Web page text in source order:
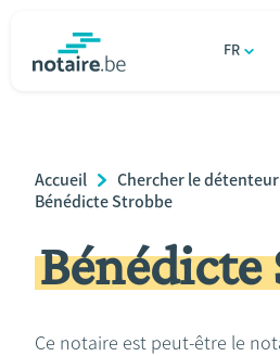
FR
Relations et vivre ensemble
Héritage et donations
Breadcrumb
Accueil
Chercher le
Bénédicte Strobbe
Bénédicte
Ce notaire est peut-être le